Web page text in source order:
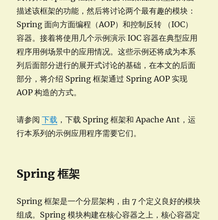
描述该框架的功能，然后将讨论两个最有趣的模块：
Spring 面向方面编程（AOP）和控制反转 （IOC）
容器。接着将使用几个示例演示 IOC 容器在典型应用
程序用例场景中的应用情况。这些示例还将成为本系
列后面部分进行的展开式讨论的基础，在本文的后面
部分，将介绍 Spring 框架通过 Spring AOP 实现
AOP 构造的方式。
请参阅下载 ，下载 Spring 框架和 Apache Ant，运
行本系列的示例应用程序需要它们。
Spring 框架
Spring 框架是一个分层架构，由 7 个定义良好的模块
组成。Spring 模块构建在核心容器之上，核心容器定